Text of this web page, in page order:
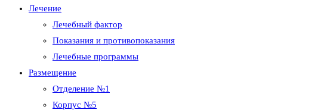
Лечение
Лечебный фактор
Показания и противопоказания
Лечебные программы
Размещение
Отделение №1
Корпус №5